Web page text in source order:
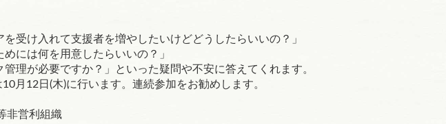
を受け入れて支援者を増やしたいけどどうしたらいいの？」
めには何を用意したらいいの？」
管理が必要ですか？」といった疑問や不安に答えてくれます。
月12日(木)に行います。連続参加をお勧めします。
非営利組織